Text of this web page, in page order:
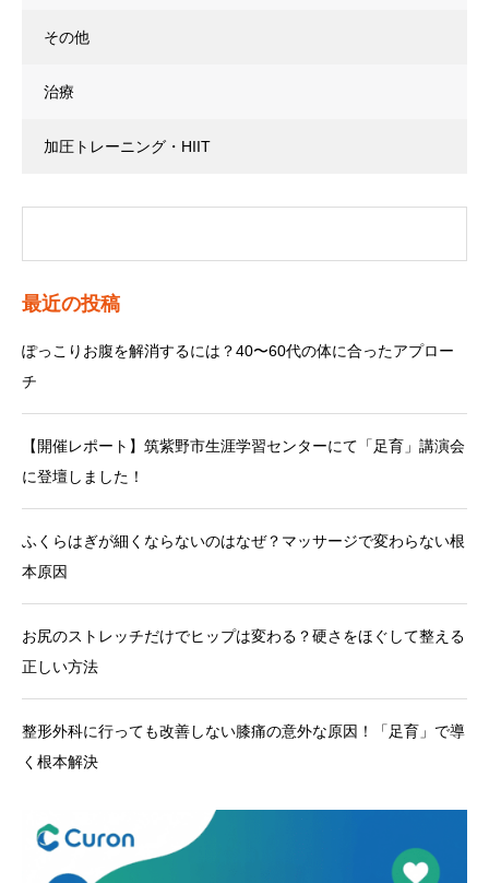
その他
治療
加圧トレーニング・HIIT
最近の投稿
ぽっこりお腹を解消するには？40〜60代の体に合ったアプロー
チ
【開催レポート】筑紫野市生涯学習センターにて「足育」講演会
に登壇しました！
ふくらはぎが細くならないのはなぜ？マッサージで変わらない根
本原因
お尻のストレッチだけでヒップは変わる？硬さをほぐして整える
正しい方法
整形外科に行っても改善しない膝痛の意外な原因！「足育」で導
く根本解決